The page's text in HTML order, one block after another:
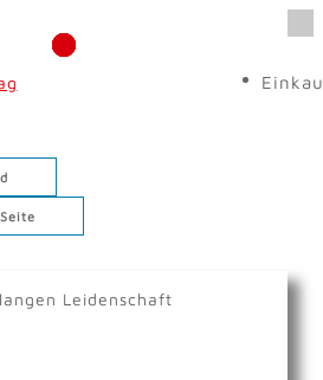
Leidenschaft